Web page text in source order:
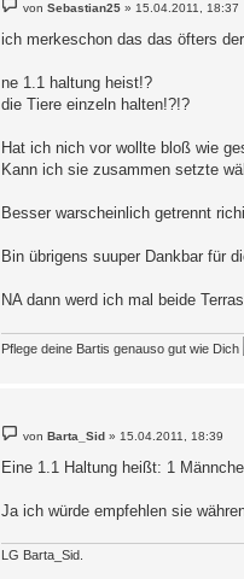
e
t
a
g
vonSebastian25 »15.04.2011, 18:37
ich merkeschon das das öfters
ne 1.1 haltung heist!?
die Tiere einzeln halten!?!?
Hat ich nich vor wollte bloß wie
Kann ich sie zusammen setzte
Besser warscheinlich getrennt
Bin übrigens suuper Dankbar für
NA dann werd ich mal beide
Pflege deine Bartis genauso gut wie Dich
e
t
a
g
vonBarta_Sid » 15.04.2011, 18:39
Eine 1.1 Haltung heißt: 1
Ja ich würde empfehlen sie
LG Barta_Sid.